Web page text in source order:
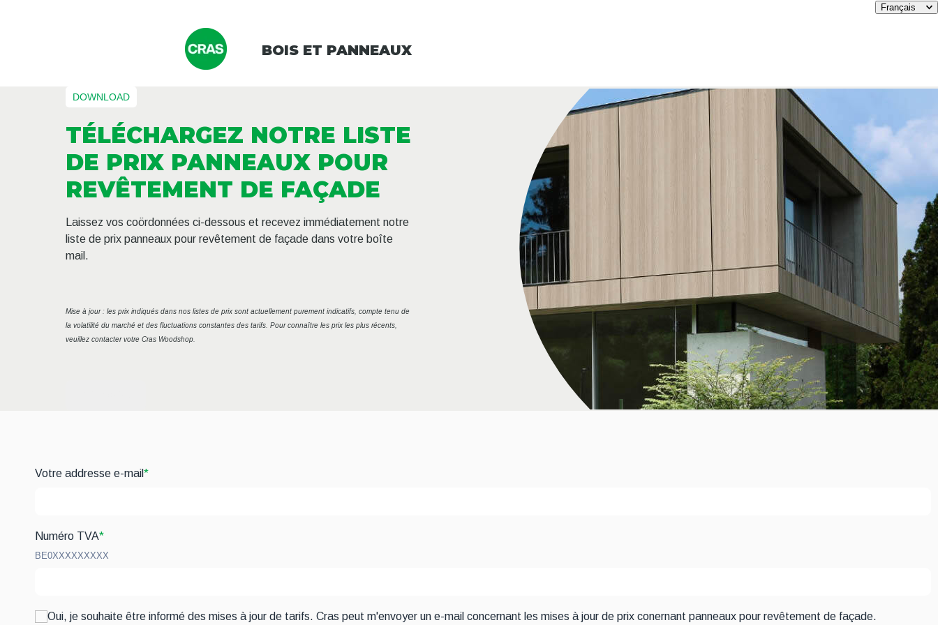
Français
BOIS ET PANNEAUX
DOWNLOAD
TÉLÉCHARGEZ NOTRE LISTE
DE PRIX PANNEAUX POUR
REVÊTEMENT DE FAÇADE
Laissez vos coördonnées ci-dessous et recevez immédiatement notre
liste de prix panneaux pour revêtement de façade dans votre boîte
mail.
Mise à jour : les prix indiqués dans nos listes de prix sont actuellement purement indicatifs, compte tenu de
la volatilité du marché et des fluctuations constantes des tarifs. Pour connaître les prix les plus récents,
veuillez contacter votre Cras Woodshop.
Votre addresse e-mail*
Numéro TVA*
BE0XXXXXXXXX
Oui, je souhaite être informé des mises à jour de tarifs. Cras peut m'envoyer un e-mail concernant les mises à jour de prix conernant panneaux pour revêtement de façade.